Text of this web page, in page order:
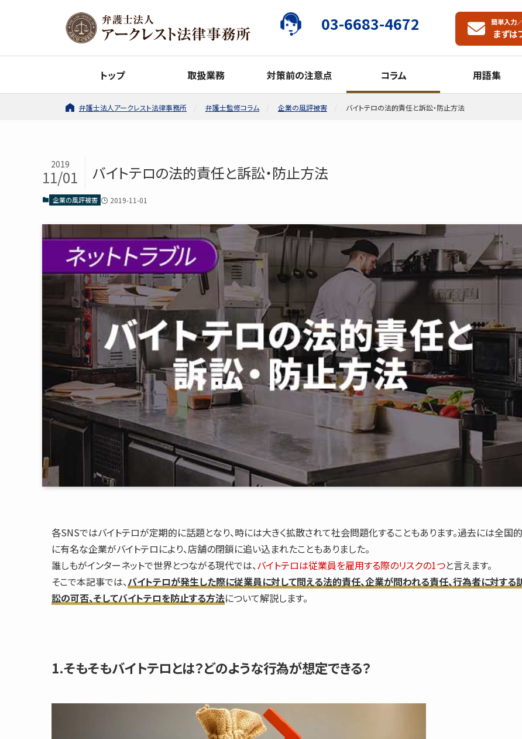
03-6683-4672 簡単入力
まずは
トップ 取扱業務 対策前の注意点 コラム 用語集
弁護士法人アークレスト法律事務所 弁護士監修コラム 企業の風評被害 バイトテロの法的責任と訴訟・防止方法
バイトテロの法的責任と訴訟・防止方法
2019
11/01
企業の風評被害 2019-11-01
各SNSではバイトテロが定期的に話題となり、時には大きく拡散されて社会問題化することもあります。過去には全国的
に有名な企業がバイトテロにより、店舗の閉鎖に追い込まれたこともありました。
誰しもがインターネットで世界とつながる現代では、バイトテロは従業員を雇用する際のリスクの1つと言えます。
そこで本記事では、バイトテロが発生した際に従業員に対して問える法的責任、企業が問われる責任、行為者に対する
訟の可否、そしてバイトテロを防止する方法について解説します。
1.そもそもバイトテロとは？どのような行為が想定できる？